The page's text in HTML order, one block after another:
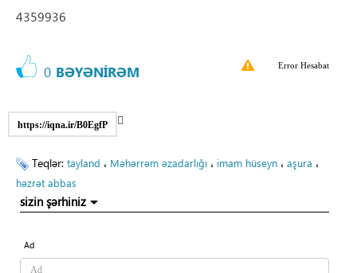
4359936
0 BƏYƏNİRƏM Error Hesabat
https://iqna.ir/B0EgfP
Teqlər: tayland ، Məhərrəm əzadarlığı ، imam hüseyn ، aşura ،
həzrət abbas
sizin şərhiniz
Ad